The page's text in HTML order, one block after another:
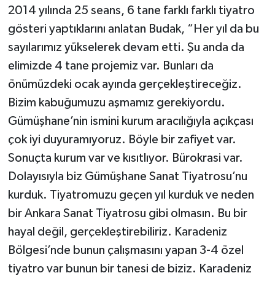
2014 yılında 25 seans, 6 tane farklı farklı tiyatro
gösteri yaptıklarını anlatan Budak, “Her yıl da bu
sayılarımız yükselerek devam etti. Şu anda da
elimizde 4 tane projemiz var. Bunları da
önümüzdeki ocak ayında gerçekleştireceğiz.
Bizim kabuğumuzu aşmamız gerekiyordu.
Gümüşhane’nin ismini kurum aracılığıyla açıkçası
çok iyi duyuramıyoruz. Böyle bir zafiyet var.
Sonuçta kurum var ve kısıtlıyor. Bürokrasi var.
Dolayısıyla biz Gümüşhane Sanat Tiyatrosu’nu
kurduk. Tiyatromuzu geçen yıl kurduk ve neden
bir Ankara Sanat Tiyatrosu gibi olmasın. Bu bir
hayal değil, gerçekleştirebiliriz. Karadeniz
Bölgesi’nde bunun çalışmasını yapan 3-4 özel
tiyatro var bunun bir tanesi de biziz. Karadeniz